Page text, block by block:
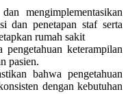
mengimplementasikan
dan penetapan staf serta
rumah sakit
pengetahuan keterampilan
pasien.
bahwa pengetahuan
dengan kebutuhan